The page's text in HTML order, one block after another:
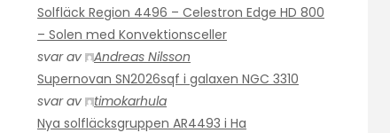
Solfläck Region 4496 – Celestron Edge HD 800
– Solen med Konvektionsceller
svar av
Andreas Nilsson
Supernovan SN2026sqf i galaxen NGC 3310
svar av
timokarhula
Nya solfläcksgruppen AR4493 i Ha